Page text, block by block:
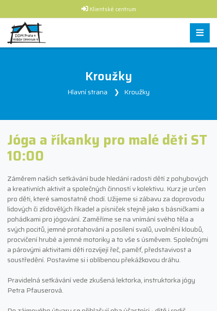
Klientské centrum
Kroužky
Hlavní strana Kroužky
Jóga a říkanky pro malé děti ST
10:00
Záměrem našich setkávání bude hledání radosti dětí z pohybových
a kreativních aktivit a společných činností v kolektivu. Kurz je určen
pro děti, které samostatně chodí. Užijeme si zábavu za doprovodu
lidových či zlidovělých říkadel a písniček stejně jako s básničkami a
pohádkami pro jógování. Zaměříme se na vnímání svého těla a
svých pocitů, jemné protahování a posílení svalů, uvolnění kloubů,
procvičení hrubé a jemné motoriky a to vše s úsměvem. Společnými
a párovými aktivitami děti rozvíjejí řeč, paměť, představivost a
soustředění. Postavíme si i oblíbenou překážkovou dráhu.
Pravidelná setkávání vede zkušená lektorka, instruktorka jógy
Petra Pfauserová.